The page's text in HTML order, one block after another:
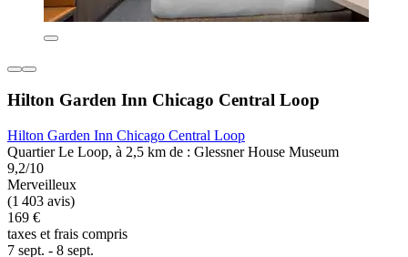
Hilton Garden Inn Chicago Central Loop
Hilton Garden Inn Chicago Central Loop
Quartier Le Loop, à 2,5 km de : Glessner House Museum
9,2/10
Merveilleux
(1 403 avis)
169 €
taxes et frais compris
7 sept. - 8 sept.